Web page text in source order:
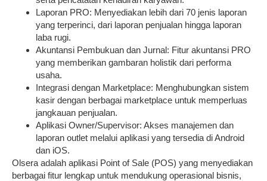
Laporan PRO: Menyediakan lebih dari 70 jenis laporan
yang terperinci, dari laporan penjualan hingga laporan
laba rugi.
Akuntansi Pembukuan dan Jurnal: Fitur akuntansi PRO
yang memberikan gambaran holistik dari performa
usaha.
Integrasi dengan Marketplace: Menghubungkan sistem
kasir dengan berbagai marketplace untuk memperluas
jangkauan penjualan.
Aplikasi Owner/Supervisor: Akses manajemen dan
laporan outlet melalui aplikasi yang tersedia di Android
dan iOS.
Olsera adalah aplikasi Point of Sale (POS) yang menyediakan
berbagai fitur lengkap untuk mendukung operasional bisnis,